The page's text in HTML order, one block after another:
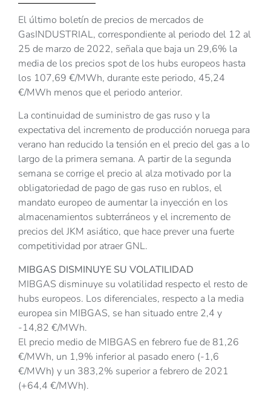
El último boletín de precios de mercados de
GasINDUSTRIAL, correspondiente al periodo del 12 al
25 de marzo de 2022, señala que baja un 29,6% la
media de los precios spot de los hubs europeos hasta
los 107,69 €/MWh, durante este periodo, 45,24
€/MWh menos que el periodo anterior.
La continuidad de suministro de gas ruso y la
expectativa del incremento de producción noruega para
verano han reducido la tensión en el precio del gas a lo
largo de la primera semana. A partir de la segunda
semana se corrige el precio al alza motivado por la
obligatoriedad de pago de gas ruso en rublos, el
mandato europeo de aumentar la inyección en los
almacenamientos subterráneos y el incremento de
precios del JKM asiático, que hace prever una fuerte
competitividad por atraer GNL.
MIBGAS DISMINUYE SU VOLATILIDAD
MIBGAS disminuye su volatilidad respecto el resto de
hubs europeos. Los diferenciales, respecto a la media
europea sin MIBGAS, se han situado entre 2,4 y
-14,82 €/MWh.
El precio medio de MIBGAS en febrero fue de 81,26
€/MWh, un 1,9% inferior al pasado enero (-1,6
€/MWh) y un 383,2% superior a febrero de 2021
(+64,4 €/MWh).